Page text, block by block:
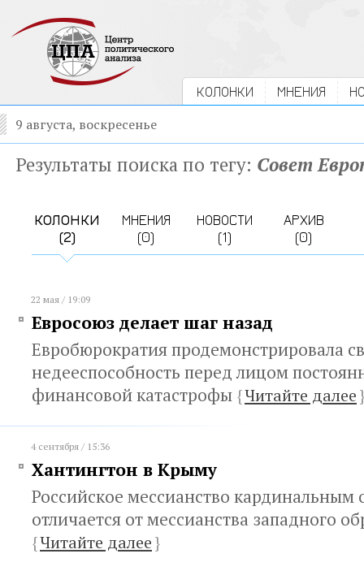
КОЛОНКИ МНЕНИЯ
9 августа, воскресенье
Результаты поиска по тегу: Совет
КОЛОНКИ
(2)
МНЕНИЯ
(0)
НОВОСТИ
(1)
АРХИВ
(0)
22 мая / 19:09
Евросоюз делает шаг назад
Евробюрократия продемонстрировала
недееспособность перед лицом
финансовой катастрофы {Читайте далее}
4 сентября / 15:36
Хантингтон в Крыму
Российское мессианство кардинальным
отличается от мессианства западного
{Читайте далее}